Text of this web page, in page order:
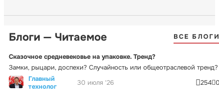
Блоги — Читаемое ВСЕ
Сказочное средневековье на упаковке. Тренд?
Замки, рыцари, доспехи? Случайность или общеотраслевой тренд?
Главный
технолог
30 июля '26 254